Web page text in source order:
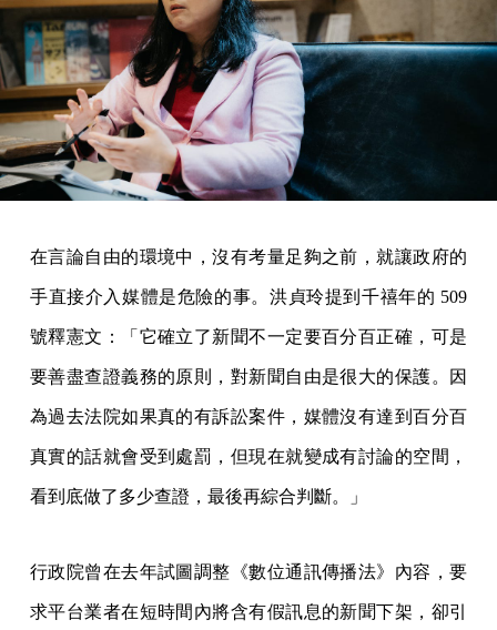
在言論自由的環境中，沒有考量足夠之前，就讓政府的
手直接介入媒體是危險的事。洪貞玲提到千禧年的 509
號釋憲文：「它確立了新聞不一定要百分百正確，可是
要善盡查證義務的原則，對新聞自由是很大的保護。因
為過去法院如果真的有訴訟案件，媒體沒有達到百分百
真實的話就會受到處罰，但現在就變成有討論的空間，
看到底做了多少查證，最後再綜合判斷。」
行政院曾在去年試圖調整《數位通訊傳播法》內容，要
求平台業者在短時間內將含有假訊息的新聞下架，卻引